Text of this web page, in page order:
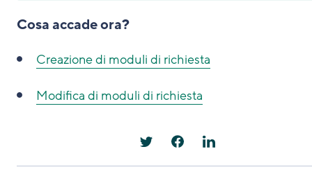
Cosa accade ora?
Creazione di moduli di richiesta
Modifica di moduli di richiesta